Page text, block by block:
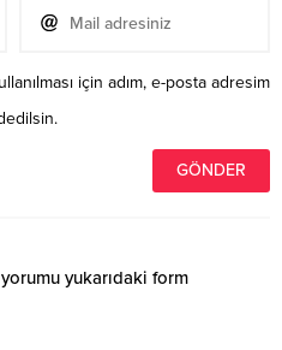
için adım, e-posta adresim
yukarıdaki form